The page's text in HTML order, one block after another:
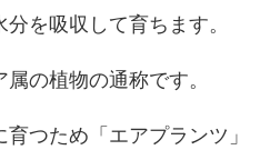
を吸収して育ちます。
の植物の通称です。
つため「エアプランツ」